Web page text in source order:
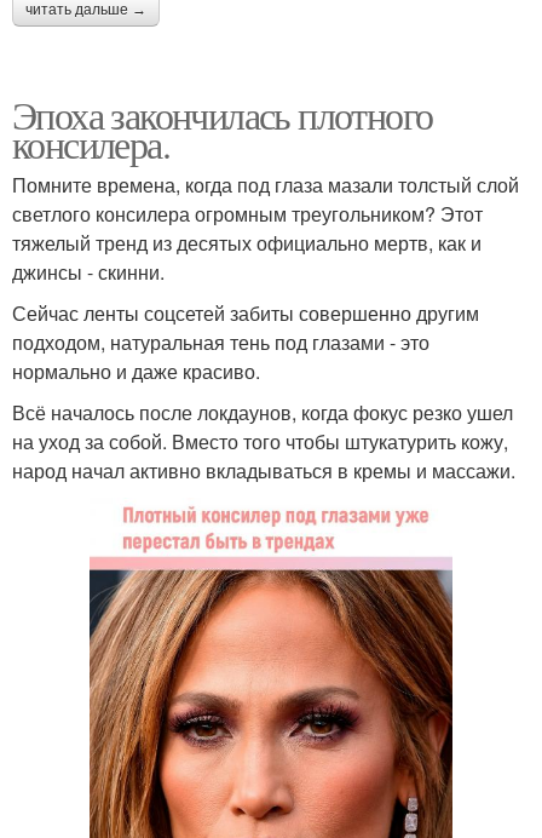
читать дальше →
Эпоха закончилась плотного
консилера.
Помните времена, когда под глаза мазали толстый слой
светлого консилера огромным треугольником? Этот
тяжелый тренд из десятых официально мертв, как и
джинсы - скинни.
Сейчас ленты соцсетей забиты совершенно другим
подходом, натуральная тень под глазами - это
нормально и даже красиво.
Всё началось после локдаунов, когда фокус резко ушел
на уход за собой. Вместо того чтобы штукатурить кожу,
народ начал активно вкладываться в кремы и массажи.